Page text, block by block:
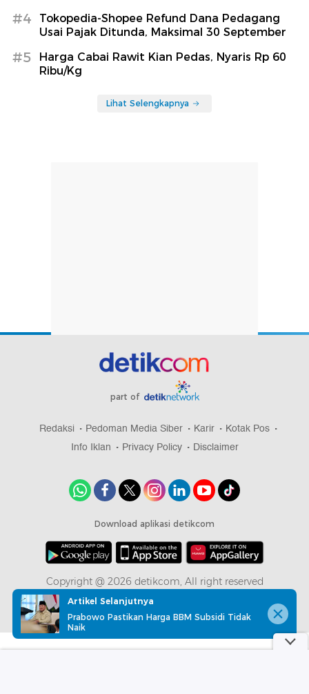
#4
Tokopedia-Shopee Refund Dana Pedagang
Usai Pajak Ditunda, Maksimal 30 September
#5
Harga Cabai Rawit Kian Pedas, Nyaris Rp 60
Ribu/Kg
Lihat Selengkapnya
part of
Redaksi Pedoman Media Siber Karir
Kotak Pos
Info Iklan
Privacy Policy Disclaimer
Download aplikasi detikcom
Copyright @ 2026 detikcom, All right reserved
Artikel Selanjutnya
Prabowo Pastikan Harga BBM Subsidi Tidak
Naik